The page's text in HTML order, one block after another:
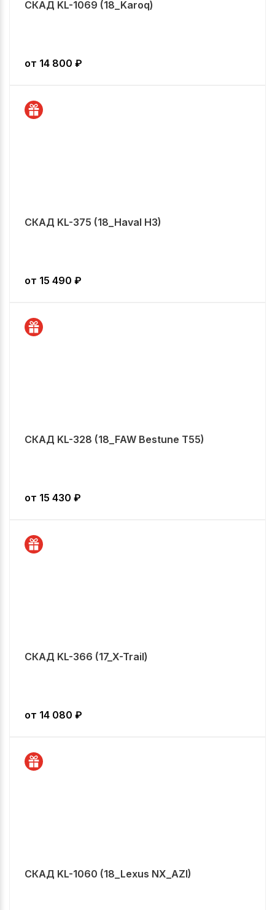
СКАД KL-1069 (18_Karoq)
от 14 800 ₽
СКАД KL-375 (18_Haval H3)
от 15 490 ₽
СКАД KL-328 (18_FAW Bestune T55)
от 15 430 ₽
СКАД KL-366 (17_X-Trail)
от 14 080 ₽
СКАД KL-1060 (18_Lexus NX_AZI)